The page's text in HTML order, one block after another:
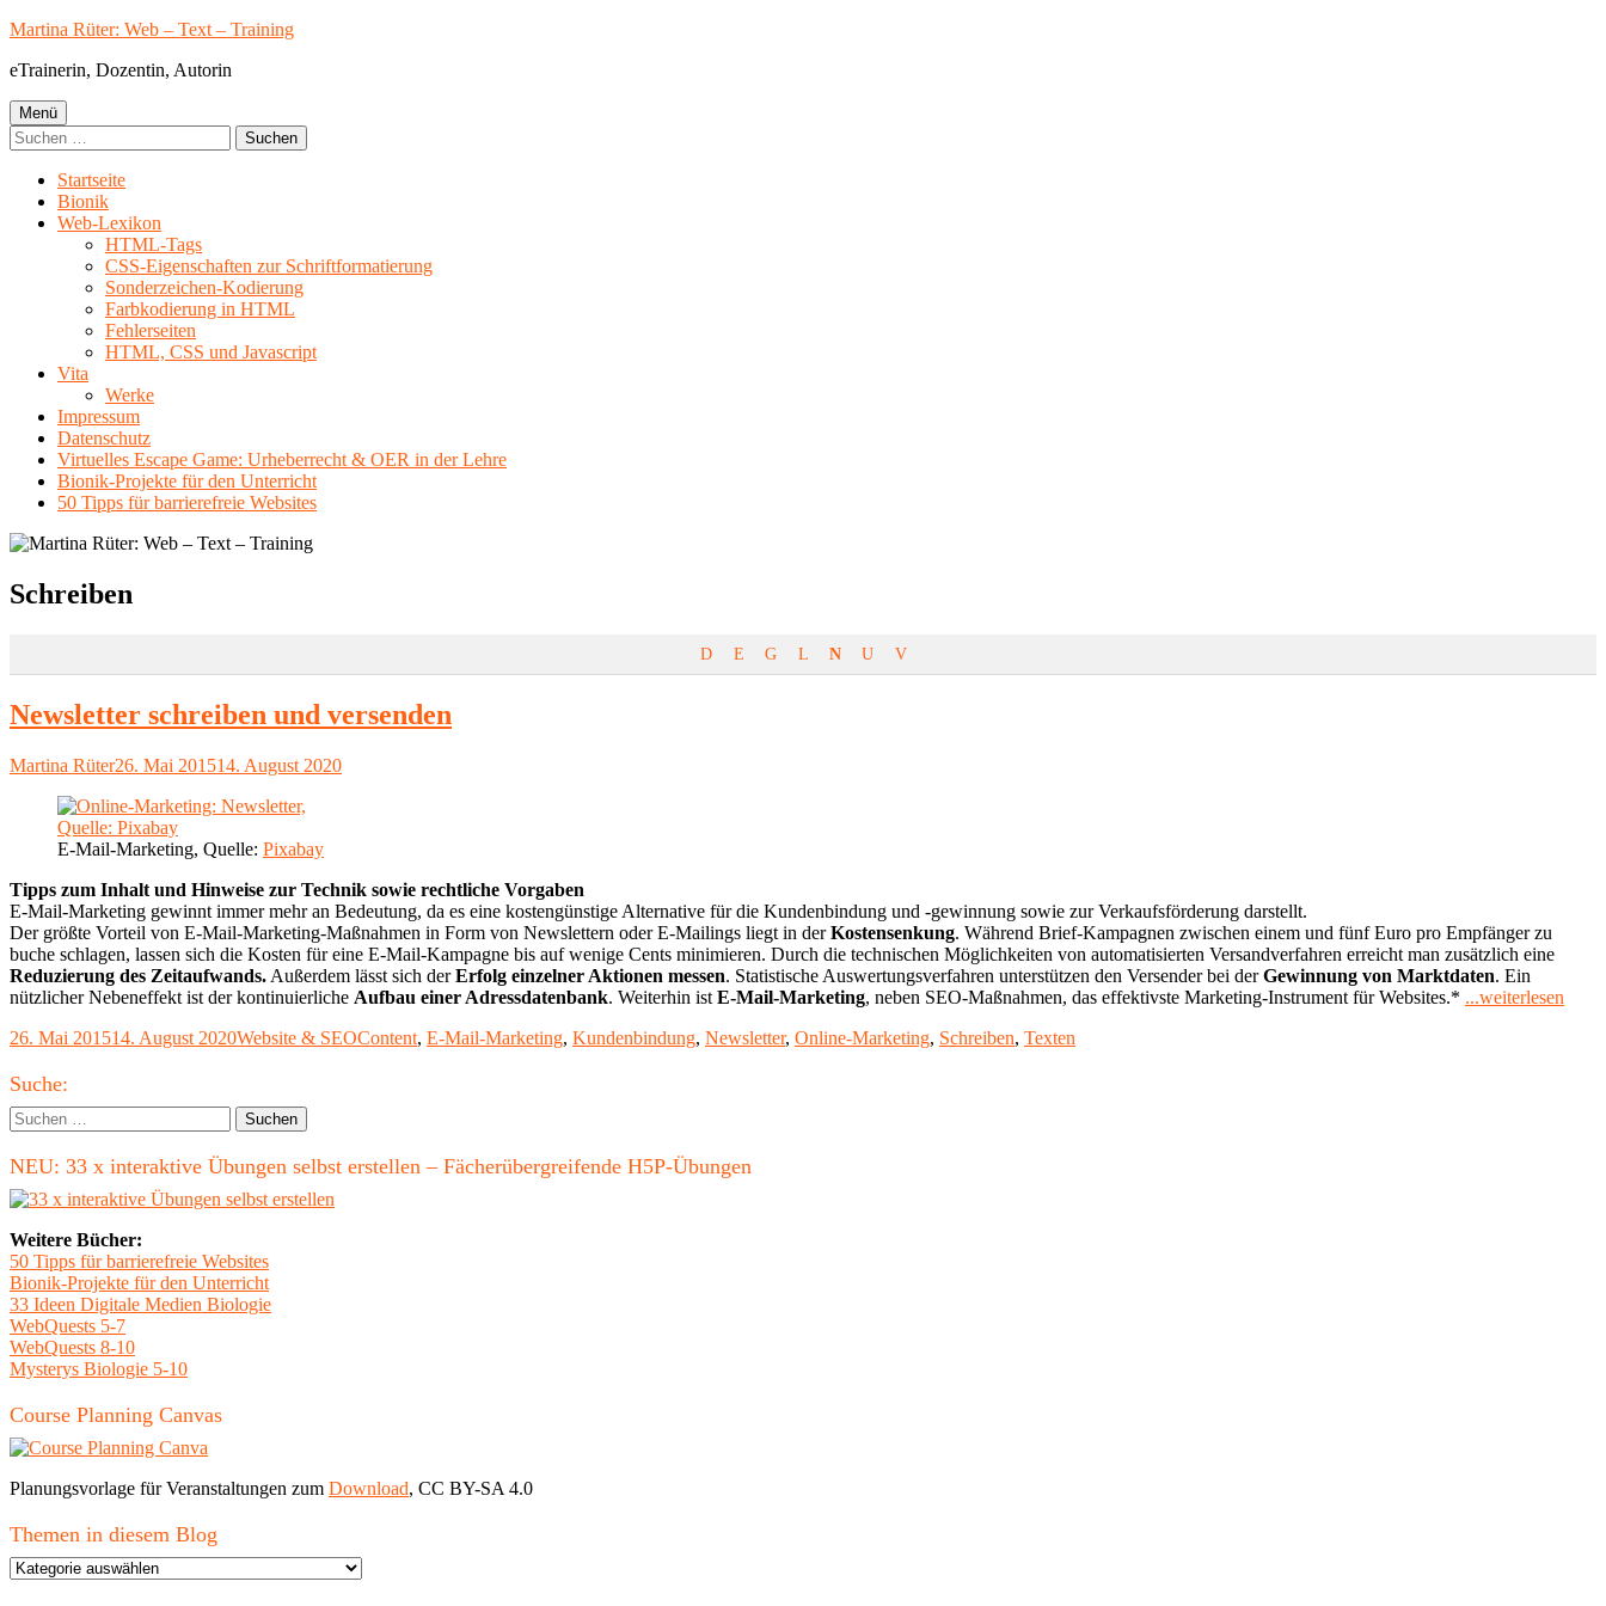
Springe
Inhalt
Martina Rüter: Web – Text – Training
eTrainerin, Dozentin, Autorin
Primäres
Menü
Menü
Suchen
nach:
Startseite
Bionik
Web-Lexikon
HTML-Tags
CSS-Eigenschaften zur Schriftformatierung
Sonderzeichen-Kodierung
Farbkodierung in HTML
Fehlerseiten
HTML, CSS und Javascript
Vita
Werke
Impressum
Datenschutz
Virtuelles Escape Game: Urheberrecht & OER in der Lehre
Bionik-Projekte für den Unterricht
50 Tipps für barrierefreie Websites
Schlagwort:
Schreiben
D E G L N U V
Newsletter schreiben und versenden
Autor
Martina RüterVeröffentlicht
26. Mai 201514. August 2020
E-Mail-Marketing, Quelle: Pixabay
Tipps zum Inhalt und Hinweise zur Technik sowie rechtliche Vorgaben
E-Mail-Marketing gewinnt immer mehr an Bedeutung, da es eine kostengünstige Alternative für die Kundenbindung und -gewinnung sowie zur Verkaufsförderung darstellt.
Der größte Vorteil von E-Mail-Marketing-Maßnahmen in Form von Newslettern oder E-Mailings liegt in derKostensenkung. Während Brief-Kampagnen zwischen einem und fünf Euro pro Empfänger zu
buche schlagen, lassen sich die Kosten für eine E-Mail-Kampagne bis auf wenige Cents minimieren. Durch die technischen Möglichkeiten von automatisierten Versandverfahren erreicht man zusätzlich eine
Reduzierung des Zeitaufwands. Außerdem lässt sich derErfolg einzelner Aktionen messen. Statistische Auswertungsverfahren unterstützen den Versender bei derGewinnung von Marktdaten. Ein
nützlicher Nebeneffekt ist der kontinuierliche Aufbau einer Adressdatenbank. Weiterhin ist E-Mail-Marketing, neben SEO-Maßnahmen, das effektivste Marketing-Instrument für Websites.* ...weiterlesen
Veröffentlicht
26. Mai 201514. August 2020Kategorien
Website & SEOSchlagwörter
Content, E-Mail-Marketing, Kundenbindung, Newsletter, Online-Marketing, Schreiben, Texten
Haupt-
Seitenleiste
Suche:
Suchen
nach:
NEU: 33 x interaktive Übungen selbst erstellen – Fächerübergreifende H5P-Übungen
Weitere Bücher:
50 Tipps für barrierefreie Websites
Bionik-Projekte für den Unterricht
33 Ideen Digitale Medien Biologie
WebQuests 5-7
WebQuests 8-10
Mysterys Biologie 5-10
Course Planning Canvas
Planungsvorlage für Veranstaltungen zum Download, CC BY-SA 4.0
Themen in diesem Blog
Themen